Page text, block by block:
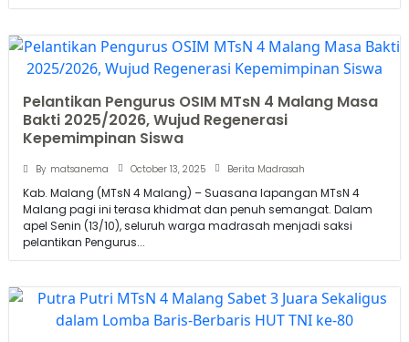
Pelantikan Pengurus OSIM MTsN 4 Malang Masa
Bakti 2025/2026, Wujud Regenerasi
Kepemimpinan Siswa
By matsanema October 13, 2025 Berita Madrasah
Kab. Malang (MTsN 4 Malang) – Suasana lapangan MTsN 4
Malang pagi ini terasa khidmat dan penuh semangat. Dalam
apel Senin (13/10), seluruh warga madrasah menjadi saksi
pelantikan Pengurus...